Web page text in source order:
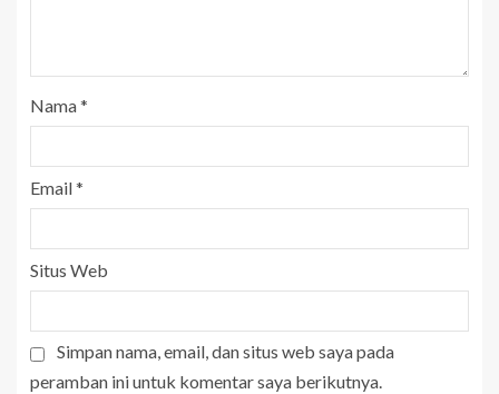
Nama*
Email*
Situs Web
Simpan nama, email, dan situs web saya pada
peramban ini untuk komentar saya berikutnya.